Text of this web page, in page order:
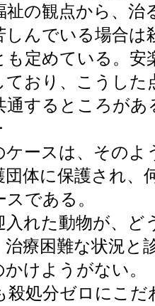
祉の観点から、治
しんでいる場合は
も定めている。安
ており、こうした
通するところがあ
ケースは、そのよ
体に保護され、
である。
入れた動物が、ど
療困難な状況と
けようがない。
殺処分ゼロにこ